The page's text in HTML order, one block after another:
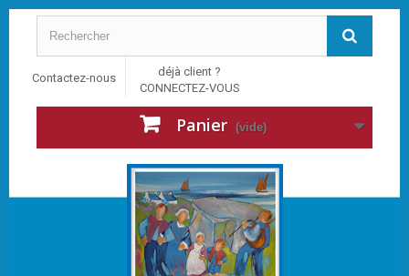
Contactez-nous
déjà client ?
CONNECTEZ-VOUS
Panier (vide)